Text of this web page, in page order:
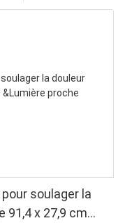
soulager la
91,4 x 27,9 cm